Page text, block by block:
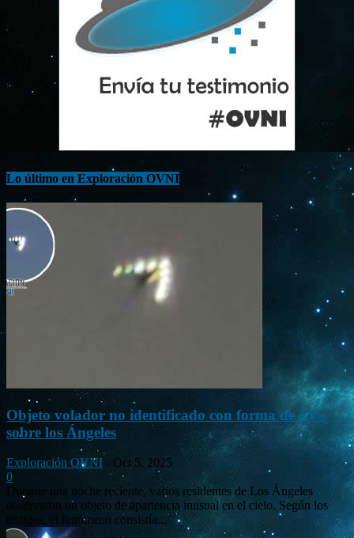
Lo último en Exploración OVNI
Objeto volador no identificado con forma de «V»
sobre los Ángeles
Exploración OVNI - Oct 5, 2025
0
Durante una noche reciente, varios residentes de Los Ángeles
observaron un objeto de apariencia inusual en el cielo. Según los
testigos, el fenómeno consistía...